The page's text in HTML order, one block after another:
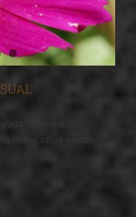
contiene los
mejor salud ocular,